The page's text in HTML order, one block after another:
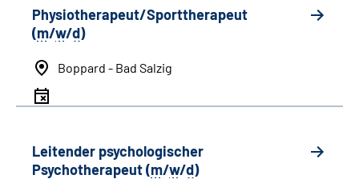
Physiotherapeut/Sporttherapeut
(m/w/d)
Boppard - Bad Salzig
Leitender psychologischer
Psychotherapeut (m/w/d)